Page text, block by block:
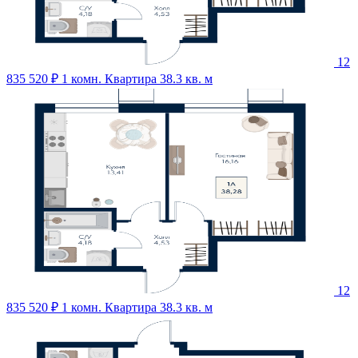
12
835 520 ₽ 1 комн. Квартира 38.3 кв. м
12
835 520 ₽ 1 комн. Квартира 38.3 кв. м